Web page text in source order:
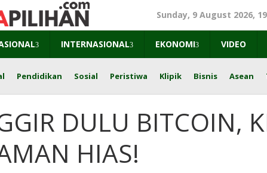
Sunday, 9 August 2026,
INTERNASIONAL EKONOMI VIDEO
Pendidikan Sosial Peristiwa Klipik Bisnis Asean
DULU BITCOIN,
HIAS!